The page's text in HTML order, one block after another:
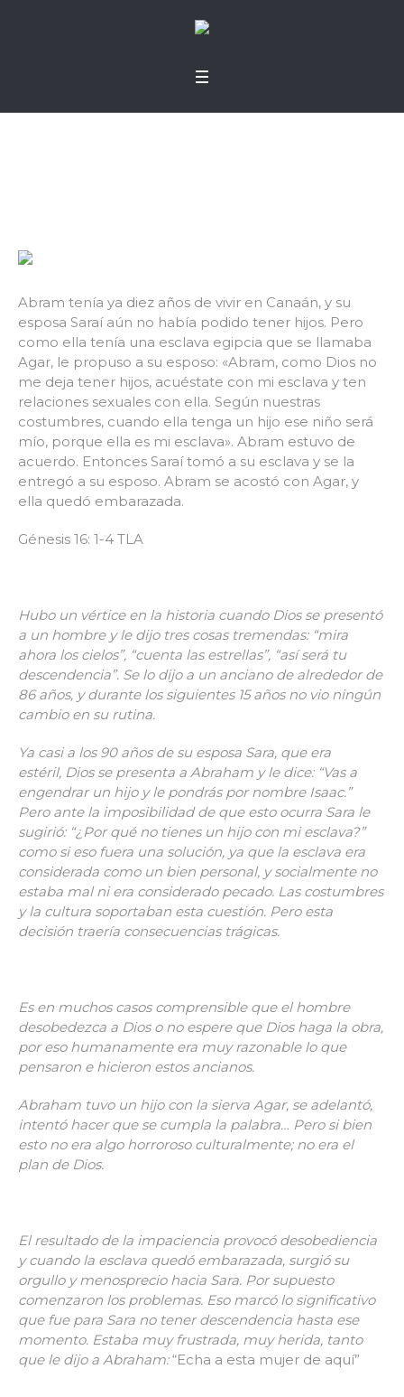
Abram tenía ya diez años de vivir en Canaán, y su
esposa Saraí aún no había podido tener hijos. Pero
como ella tenía una esclava egipcia que se llamaba
Agar, le propuso a su esposo: «Abram, como Dios no
me deja tener hijos, acuéstate con mi esclava y ten
relaciones sexuales con ella. Según nuestras
costumbres, cuando ella tenga un hijo ese niño será
mío, porque ella es mi esclava». Abram estuvo de
acuerdo. Entonces Saraí tomó a su esclava y se la
entregó a su esposo. Abram se acostó con Agar, y
ella quedó embarazada.
Génesis 16: 1-4 TLA
Hubo un vértice en la historia cuando Dios se presentó
a un hombre y le dijo tres cosas tremendas: “mira
ahora los cielos”, “cuenta las estrellas”, “así será tu
descendencia”. Se lo dijo a un anciano de alrededor de
86 años, y durante los siguientes 15 años no vio ningún
cambio en su rutina.
Ya casi a los 90 años de su esposa Sara, que era
estéril, Dios se presenta a Abraham y le dice: “Vas a
engendrar un hijo y le pondrás por nombre Isaac.”
Pero ante la imposibilidad de que esto ocurra Sara le
sugirió: “¿Por qué no tienes un hijo con mi esclava?”
como si eso fuera una solución, ya que la esclava era
considerada como un bien personal, y socialmente no
estaba mal ni era considerado pecado. Las costumbres
y la cultura soportaban esta cuestión. Pero esta
decisión traería consecuencias trágicas.
Es en muchos casos comprensible que el hombre
desobedezca a Dios o no espere que Dios haga la obra,
por eso humanamente era muy razonable lo que
pensaron e hicieron estos ancianos.
Abraham tuvo un hijo con la sierva Agar, se adelantó,
intentó hacer que se cumpla la palabra… Pero si bien
esto no era algo horroroso culturalmente; no era el
plan de Dios.
El resultado de la impaciencia provocó desobediencia
y cuando la esclava quedó embarazada, surgió su
orgullo y menosprecio hacia Sara. Por supuesto
comenzaron los problemas. Eso marcó lo significativo
que fue para Sara no tener descendencia hasta ese
momento. Estaba muy frustrada, muy herida, tanto
que le dijo a Abraham:“Echa a esta mujer de aquí”